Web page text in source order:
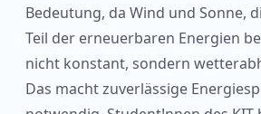
Bedeutung, da Wind und Sonne,
Teil der erneuerbaren Energien
nicht konstant, sondern
Das macht zuverlässige